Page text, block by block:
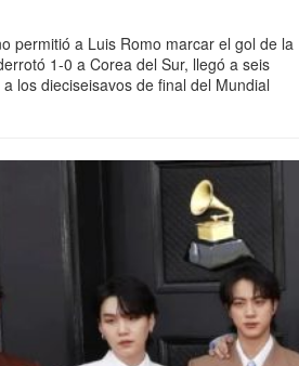
permitió a Luis Romo marcar el gol de la
1-0 a Corea del Sur, llegó a seis
los dieciseisavos de final del Mundial